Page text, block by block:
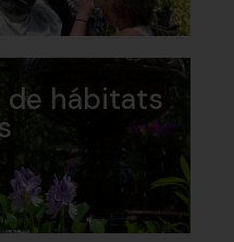
de hábitats